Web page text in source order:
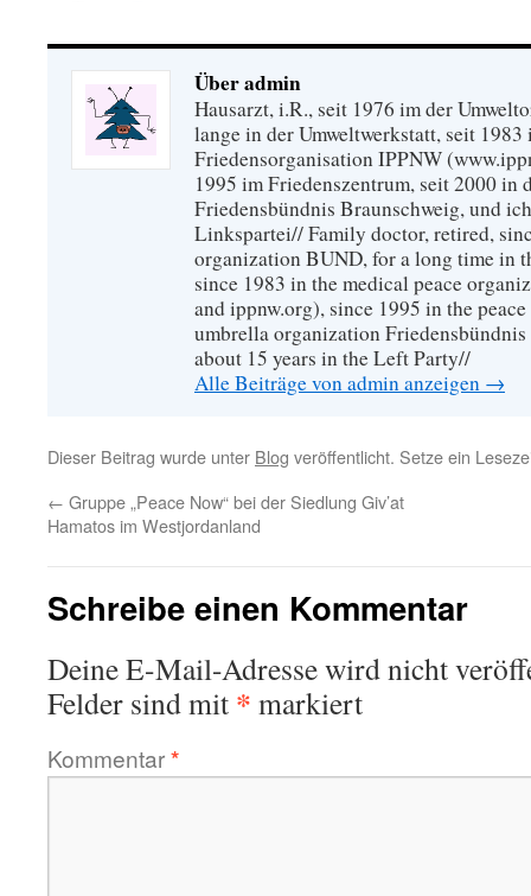
Über admin
Hausarzt, i.R., seit 1976 im der
lange in der Umweltwerkstatt, seit
Friedensorganisation IPPNW
1995 im Friedenszentrum, seit 2000 in
Friedensbündnis Braunschweig, und
Linkspartei// Family doctor, retired,
organization BUND, for a long time in
since 1983 in the medical peace
and ippnw.org), since 1995 in the
umbrella organization
about 15 years in the Left Party//
Alle Beiträge von admin anzeigen →
Dieser Beitrag wurde unter Blog veröffentlicht. Setze ein
← Gruppe „Peace Now“ bei der Siedlung Giv’at
Hamatos im Westjordanland
Schreibe einen Kommentar
Deine E-Mail-Adresse wird nicht
Felder sind mit * markiert
Kommentar*